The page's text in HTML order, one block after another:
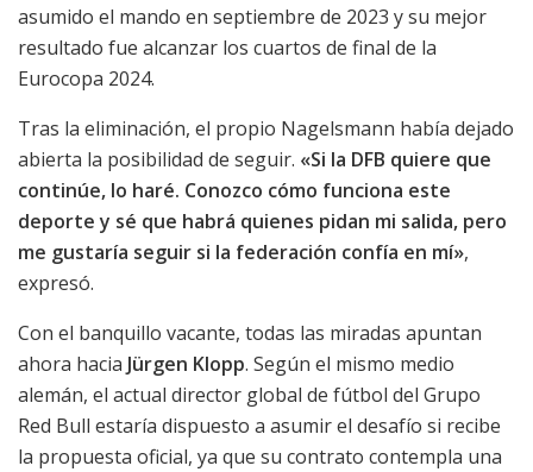
asumido el mando en septiembre de 2023 y su mejor
resultado fue alcanzar los cuartos de final de la
Eurocopa 2024.
Tras la eliminación, el propio Nagelsmann había dejado
abierta la posibilidad de seguir. «Si la DFB quiere que
continúe, lo haré. Conozco cómo funciona este
deporte y sé que habrá quienes pidan mi salida, pero
me gustaría seguir si la federación confía en mí»,
expresó.
Con el banquillo vacante, todas las miradas apuntan
ahora hacia Jürgen Klopp. Según el mismo medio
alemán, el actual director global de fútbol del Grupo
Red Bull estaría dispuesto a asumir el desafío si recibe
la propuesta oficial, ya que su contrato contempla una